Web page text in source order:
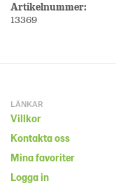
Artikelnummer:
13369
LÄNKAR
Villkor
Kontakta oss
Mina favoriter
Logga in